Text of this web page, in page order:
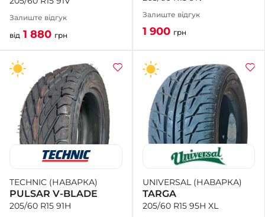
Залиште відгук
від 1 880 грн
Залиште відгук
1 900 грн
TECHNIC (НАВАРКА)
PULSAR V-BLADE
205/60 R15 91H
UNIVERSAL (НАВАРКА)
TARGA
205/60 R15 95H XL